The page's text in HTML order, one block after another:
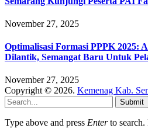
November 27, 2025
Optimalisasi Formasi PPPK 2025:
Dilantik, Semangat Baru Untuk
November 27, 2025
Copyright © 2026. Kemenag Kab.
Submit
Type above and press Enterto search.